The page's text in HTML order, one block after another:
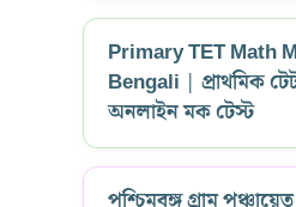
Primary TET Math
Bengali | প্রাথমিক
অনলাইন মক টেস্ট